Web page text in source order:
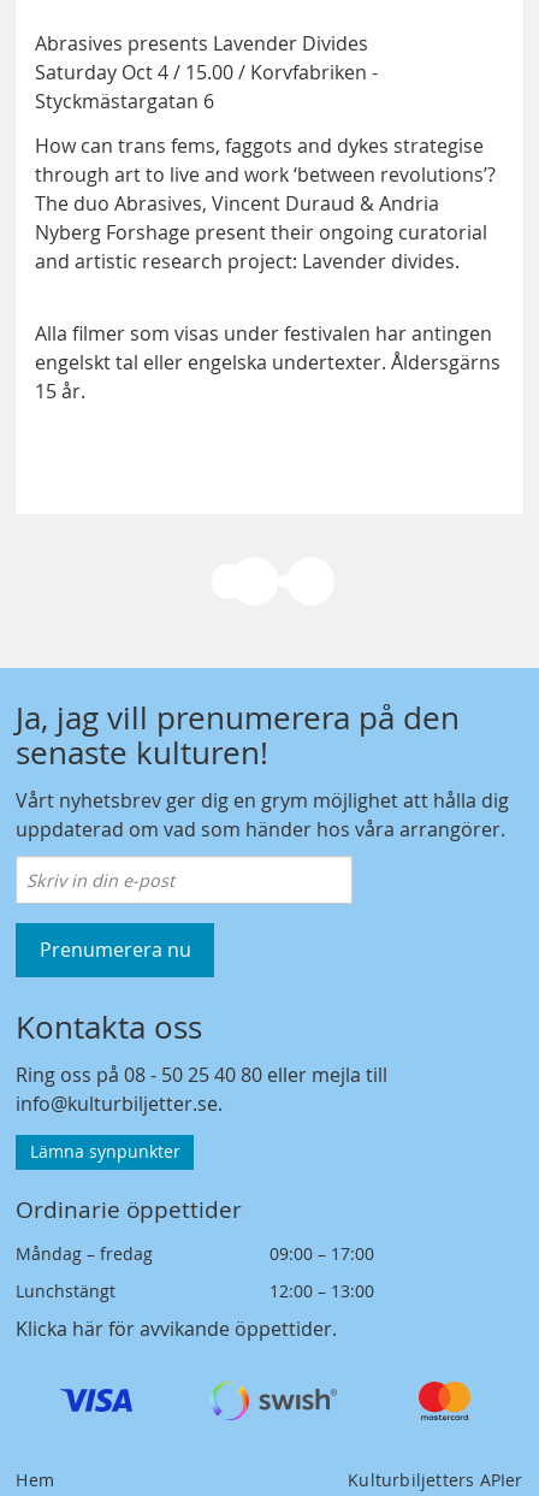
Abrasives presents Lavender Divides
Saturday Oct 4 / 15.00 / Korvfabriken -
Styckmästargatan 6
How can trans fems, faggots and dykes strategise
through art to live and work ‘between revolutions’?
The duo Abrasives, Vincent Duraud & Andria
Nyberg Forshage present their ongoing curatorial
and artistic research project: Lavender divides.
Alla filmer som visas under festivalen har antingen
engelskt tal eller engelska undertexter. Åldersgärns
15 år.
Ja, jag vill prenumerera på den
senaste kulturen!
Vårt nyhetsbrev ger dig en grym möjlighet att hålla dig
uppdaterad om vad som händer hos våra arrangörer.
Prenumerera nu
Kontakta oss
Ring oss på08 - 50 25 40 80 eller mejla till
info@kulturbiljetter.se.
Lämna synpunkter
Ordinarie öppettider
Måndag – fredag
09:00 – 17:00
Lunchstängt
12:00 – 13:00
Klicka här för avvikande öppettider.
Hem Kulturbiljetters APIer